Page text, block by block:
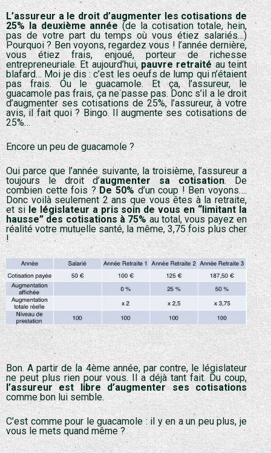
L’assureur a le droit d’augmenter les cotisations de
25% la deuxième année (de la cotisation totale, hein,
pas de votre part du temps où vous étiez salariés…)
Pourquoi ? Ben voyons, regardez vous ! l’année dernière,
vous étiez frais, enjoué, porteur de richesse
entrepreneuriale. Et aujourd’hui,pauvre retraité au teint
blafard… Moi je dis : c’est les oeufs de lump qui n’étaient
pas frais. Ou le guacamole. Et ça, l’assureur, le
guacamole pas frais, ça ne passe pas. Donc s’il a le droit
d’augmenter ses cotisations de 25%, l’assureur, à votre
avis, il fait quoi ? Bingo. Il augmente ses cotisations de
25%…
Encore un peu de guacamole ?
Oui parce que l’année suivante, la troisième, l’assureur a
toujours le droit d’augmenter sa cotisation. De
combien cette fois ? De 50% d’un coup ! Ben voyons….
Donc voilà seulement 2 ans que vous êtes à la retraite,
et si le législateur a pris soin de vous en “limitant la
hausse” des cotisations à 75% au total, vous payez en
réalité votre mutuelle santé, la même, 3,75 fois plus cher
!
Bon. A partir de la 4ème année, par contre, le législateur
ne peut plus rien pour vous. Il a déjà tant fait. Du coup,
l’assureur est libre d’augmenter ses cotisations
comme bon lui semble.
C’est comme pour le guacamole : il y en a un peu plus, je
vous le mets quand même ?